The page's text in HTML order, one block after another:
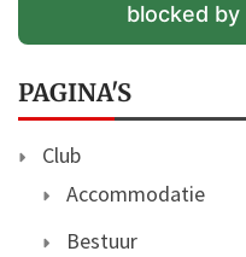
blocked by
PAGINA'S
Club
Accommodatie
Bestuur